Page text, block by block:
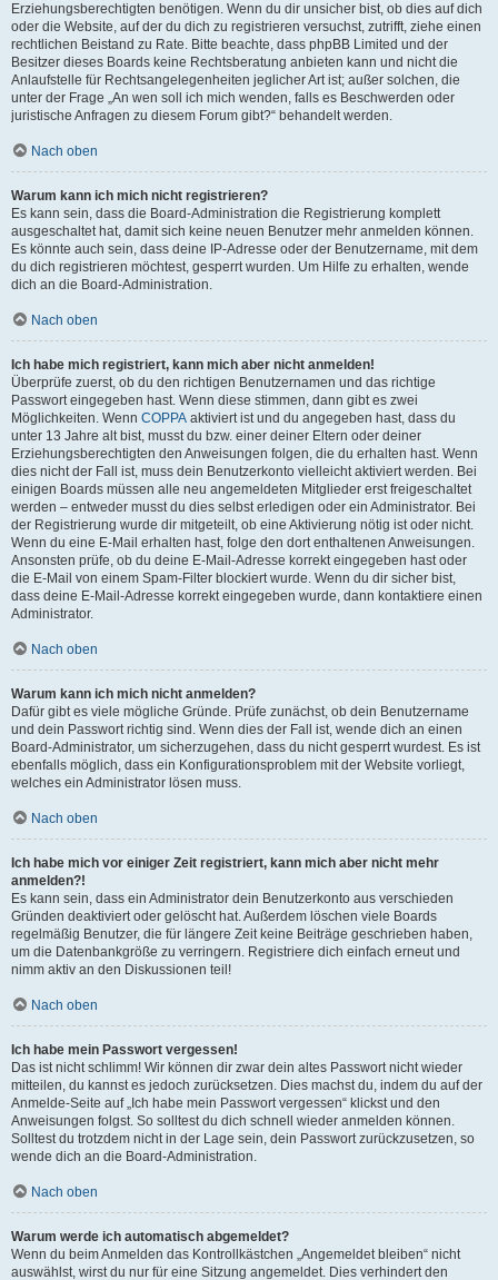
Erziehungsberechtigten benötigen. Wenn du dir unsicher bist, ob dies auf dich
oder die Website, auf der du dich zu registrieren versuchst, zutrifft, ziehe einen
rechtlichen Beistand zu Rate. Bitte beachte, dass phpBB Limited und der
Besitzer dieses Boards keine Rechtsberatung anbieten kann und nicht die
Anlaufstelle für Rechtsangelegenheiten jeglicher Art ist; außer solchen, die
unter der Frage „An wen soll ich mich wenden, falls es Beschwerden oder
juristische Anfragen zu diesem Forum gibt?“ behandelt werden.
Nach oben
Warum kann ich mich nicht registrieren?
Es kann sein, dass die Board-Administration die Registrierung komplett
ausgeschaltet hat, damit sich keine neuen Benutzer mehr anmelden können.
Es könnte auch sein, dass deine IP-Adresse oder der Benutzername, mit dem
du dich registrieren möchtest, gesperrt wurden. Um Hilfe zu erhalten, wende
dich an die Board-Administration.
Nach oben
Ich habe mich registriert, kann mich aber nicht anmelden!
Überprüfe zuerst, ob du den richtigen Benutzernamen und das richtige
Passwort eingegeben hast. Wenn diese stimmen, dann gibt es zwei
Möglichkeiten. Wenn COPPA aktiviert ist und du angegeben hast, dass du
unter 13 Jahre alt bist, musst du bzw. einer deiner Eltern oder deiner
Erziehungsberechtigten den Anweisungen folgen, die du erhalten hast. Wenn
dies nicht der Fall ist, muss dein Benutzerkonto vielleicht aktiviert werden. Bei
einigen Boards müssen alle neu angemeldeten Mitglieder erst freigeschaltet
werden – entweder musst du dies selbst erledigen oder ein Administrator. Bei
der Registrierung wurde dir mitgeteilt, ob eine Aktivierung nötig ist oder nicht.
Wenn du eine E-Mail erhalten hast, folge den dort enthaltenen Anweisungen.
Ansonsten prüfe, ob du deine E-Mail-Adresse korrekt eingegeben hast oder
die E-Mail von einem Spam-Filter blockiert wurde. Wenn du dir sicher bist,
dass deine E-Mail-Adresse korrekt eingegeben wurde, dann kontaktiere einen
Administrator.
Nach oben
Warum kann ich mich nicht anmelden?
Dafür gibt es viele mögliche Gründe. Prüfe zunächst, ob dein Benutzername
und dein Passwort richtig sind. Wenn dies der Fall ist, wende dich an einen
Board-Administrator, um sicherzugehen, dass du nicht gesperrt wurdest. Es ist
ebenfalls möglich, dass ein Konfigurationsproblem mit der Website vorliegt,
welches ein Administrator lösen muss.
Nach oben
Ich habe mich vor einiger Zeit registriert, kann mich aber nicht mehr
anmelden?!
Es kann sein, dass ein Administrator dein Benutzerkonto aus verschieden
Gründen deaktiviert oder gelöscht hat. Außerdem löschen viele Boards
regelmäßig Benutzer, die für längere Zeit keine Beiträge geschrieben haben,
um die Datenbankgröße zu verringern. Registriere dich einfach erneut und
nimm aktiv an den Diskussionen teil!
Nach oben
Ich habe mein Passwort vergessen!
Das ist nicht schlimm! Wir können dir zwar dein altes Passwort nicht wieder
mitteilen, du kannst es jedoch zurücksetzen. Dies machst du, indem du auf der
Anmelde-Seite auf „Ich habe mein Passwort vergessen“ klickst und den
Anweisungen folgst. So solltest du dich schnell wieder anmelden können.
Solltest du trotzdem nicht in der Lage sein, dein Passwort zurückzusetzen, so
wende dich an die Board-Administration.
Nach oben
Warum werde ich automatisch abgemeldet?
Wenn du beim Anmelden das Kontrollkästchen „Angemeldet bleiben“ nicht
auswählst, wirst du nur für eine Sitzung angemeldet. Dies verhindert den